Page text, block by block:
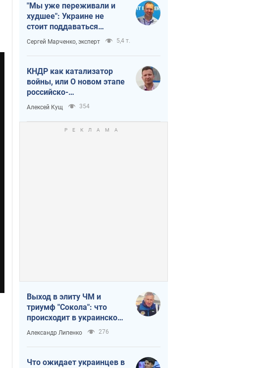
"Мы уже переживали и
худшее": Украине не
стоит поддаваться
отчаянию из-за
ракетного террора
Сергей Марченко, эксперт 5,4 т.
КНДР как катализатор
войны, или О новом этапе
российско-
северокорейского союза
Алексей Кущ 354
Выход в элиту ЧМ и
триумф "Сокола": что
происходит в украинском
хоккее
Александр Липенко 276
Что ожидает украинцев в